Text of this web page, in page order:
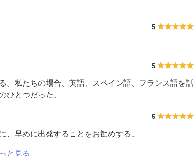
5
5
。私たちの場合、英語、スペイン語、フランス語を話
ひとつだった。
5
早めに出発することをお勧めする。
と見る